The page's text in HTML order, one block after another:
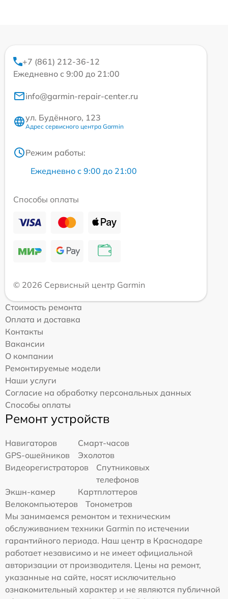
+7 (861) 212-36-12
Ежедневно с 9:00 до 21:00
info@garmin-repair-center.ru
ул. Будённого, 123
Адрес сервисного центра Garmin
Режим работы:
Ежедневно с 9:00 до 21:00
Способы оплаты
© 2026 Сервисный центр Garmin
Стоимость ремонта
Оплата и доставка
Контакты
Вакансии
О компании
Ремонтируемые модели
Наши услуги
Согласие на обработку персональных данных
Способы оплаты
Ремонт устройств
Навигаторов
Смарт-часов
GPS-ошейников
Эхолотов
Видеорегистраторов
Спутниковых
телефонов
Экшн-камер
Картплоттеров
Велокомпьютеров
Тонометров
Мы занимаемся ремонтом и техническим
обслуживанием техники Garmin по истечении
гарантийного периода. Наш центр в Краснодаре
работает независимо и не имеет официальной
авторизации от производителя. Цены на ремонт,
указанные на сайте, носят исключительно
ознакомительный характер и не являются публичной